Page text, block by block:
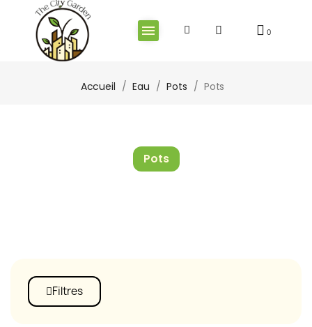
Accueil Eau Pots Pots
Pots
Filtres